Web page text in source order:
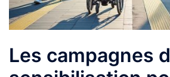
Les campagnes